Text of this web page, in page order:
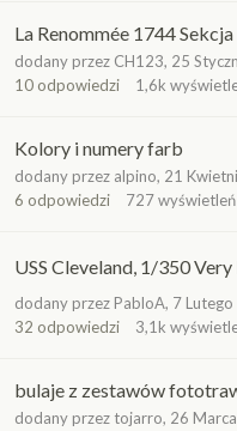
La Renommée 1744
dodany przez CH123, 25
10 odpowiedzi 1,6k
Kolory i numery farb
dodany przez alpino, 21
6 odpowiedzi 727wyświetleń
USS Cleveland, 1/350 Very
dodany przez PabloA, 7 Lutego
32 odpowiedzi 3,1k
bulaje z zestawów
dodany przez tojarro, 26 Marca